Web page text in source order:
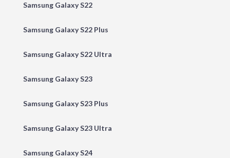
Samsung Galaxy S22
Samsung Galaxy S22 Plus
Samsung Galaxy S22 Ultra
Samsung Galaxy S23
Samsung Galaxy S23 Plus
Samsung Galaxy S23 Ultra
Samsung Galaxy S24